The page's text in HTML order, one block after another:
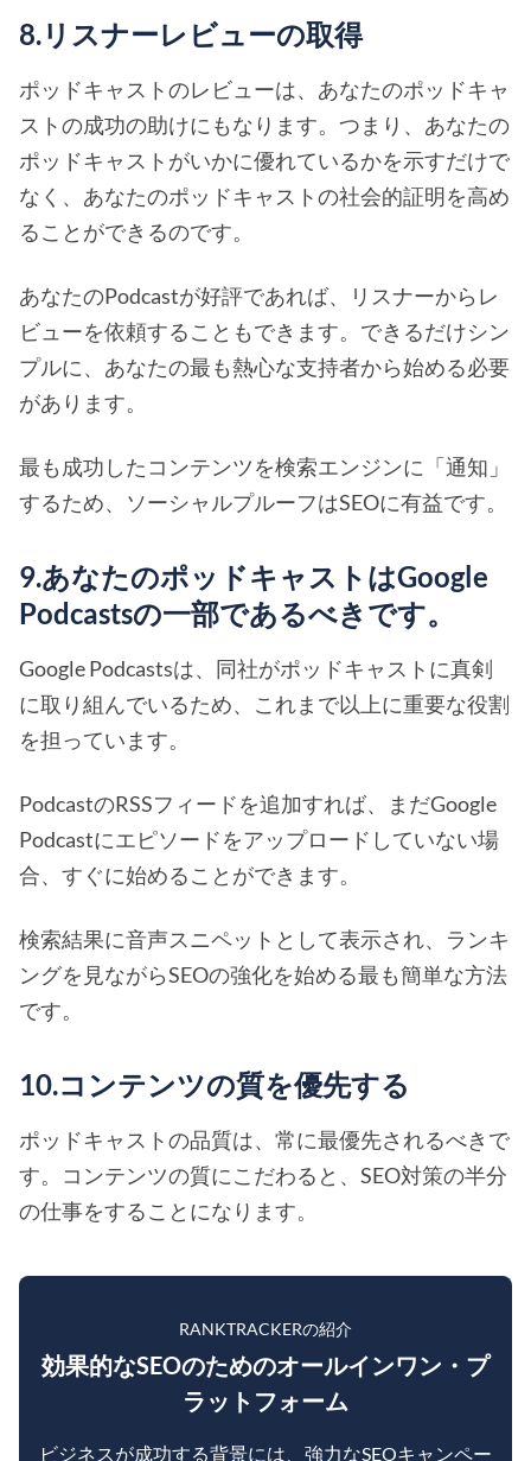
8.リスナーレビューの取得
ポッドキャストのレビューは、あなたのポッドキャ
ストの成功の助けにもなります。つまり、あなたの
ポッドキャストがいかに優れているかを示すだけで
なく、あなたのポッドキャストの社会的証明を高め
ることができるのです。
あなたのPodcastが好評であれば、リスナーからレ
ビューを依頼することもできます。できるだけシン
プルに、あなたの最も熱心な支持者から始める必要
があります。
最も成功したコンテンツを検索エンジンに「通知」
するため、ソーシャルプルーフはSEOに有益です。
9.あなたのポッドキャストはGoogle
Podcastsの一部であるべきです。
Google Podcastsは、同社がポッドキャストに真剣
に取り組んでいるため、これまで以上に重要な役割
を担っています。
PodcastのRSSフィードを追加すれば、まだGoogle
Podcastにエピソードをアップロードしていない場
合、すぐに始めることができます。
検索結果に音声スニペットとして表示され、ランキ
ングを見ながらSEOの強化を始める最も簡単な方法
です。
10.コンテンツの質を優先する
ポッドキャストの品質は、常に最優先されるべきで
す。コンテンツの質にこだわると、SEO対策の半分
の仕事をすることになります。
RANKTRACKERの紹介
効果的なSEOのためのオールインワン・プ
ラットフォーム
ビジネスが成功する背景には、強力なSEOキャンペー